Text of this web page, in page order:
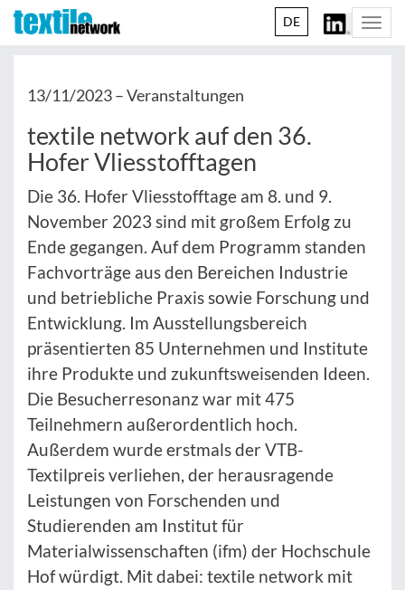
DE
13/11/2023 –Veranstaltungen
textile network auf den 36.
Hofer Vliesstofftagen
Die 36. Hofer Vliesstofftage am 8. und 9.
November 2023 sind mit großem Erfolg zu
Ende gegangen. Auf dem Programm standen
Fachvorträge aus den Bereichen Industrie
und betriebliche Praxis sowie Forschung und
Entwicklung. Im Ausstellungsbereich
präsentierten 85 Unternehmen und Institute
ihre Produkte und zukunftsweisenden Ideen.
Die Besucherresonanz war mit 475
Teilnehmern außerordentlich hoch.
Außerdem wurde erstmals der VTB-
Textilpreis verliehen, der herausragende
Leistungen von Forschenden und
Studierenden am Institut für
Materialwissenschaften (ifm) der Hochschule
Hof würdigt. Mit dabei: textile network mit